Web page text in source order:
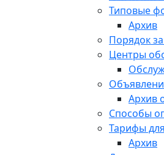
Типовые
Архив
Порядок
Центры
Архив
Способы
Тарифы
Архив